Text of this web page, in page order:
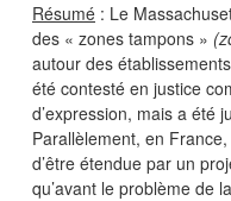
Résumé : Le
des « zones tampons »
autour des
été contesté en justice
d’expression, mais a été
Parallèlement, en
d’être étendue par un
qu’avant le problème de